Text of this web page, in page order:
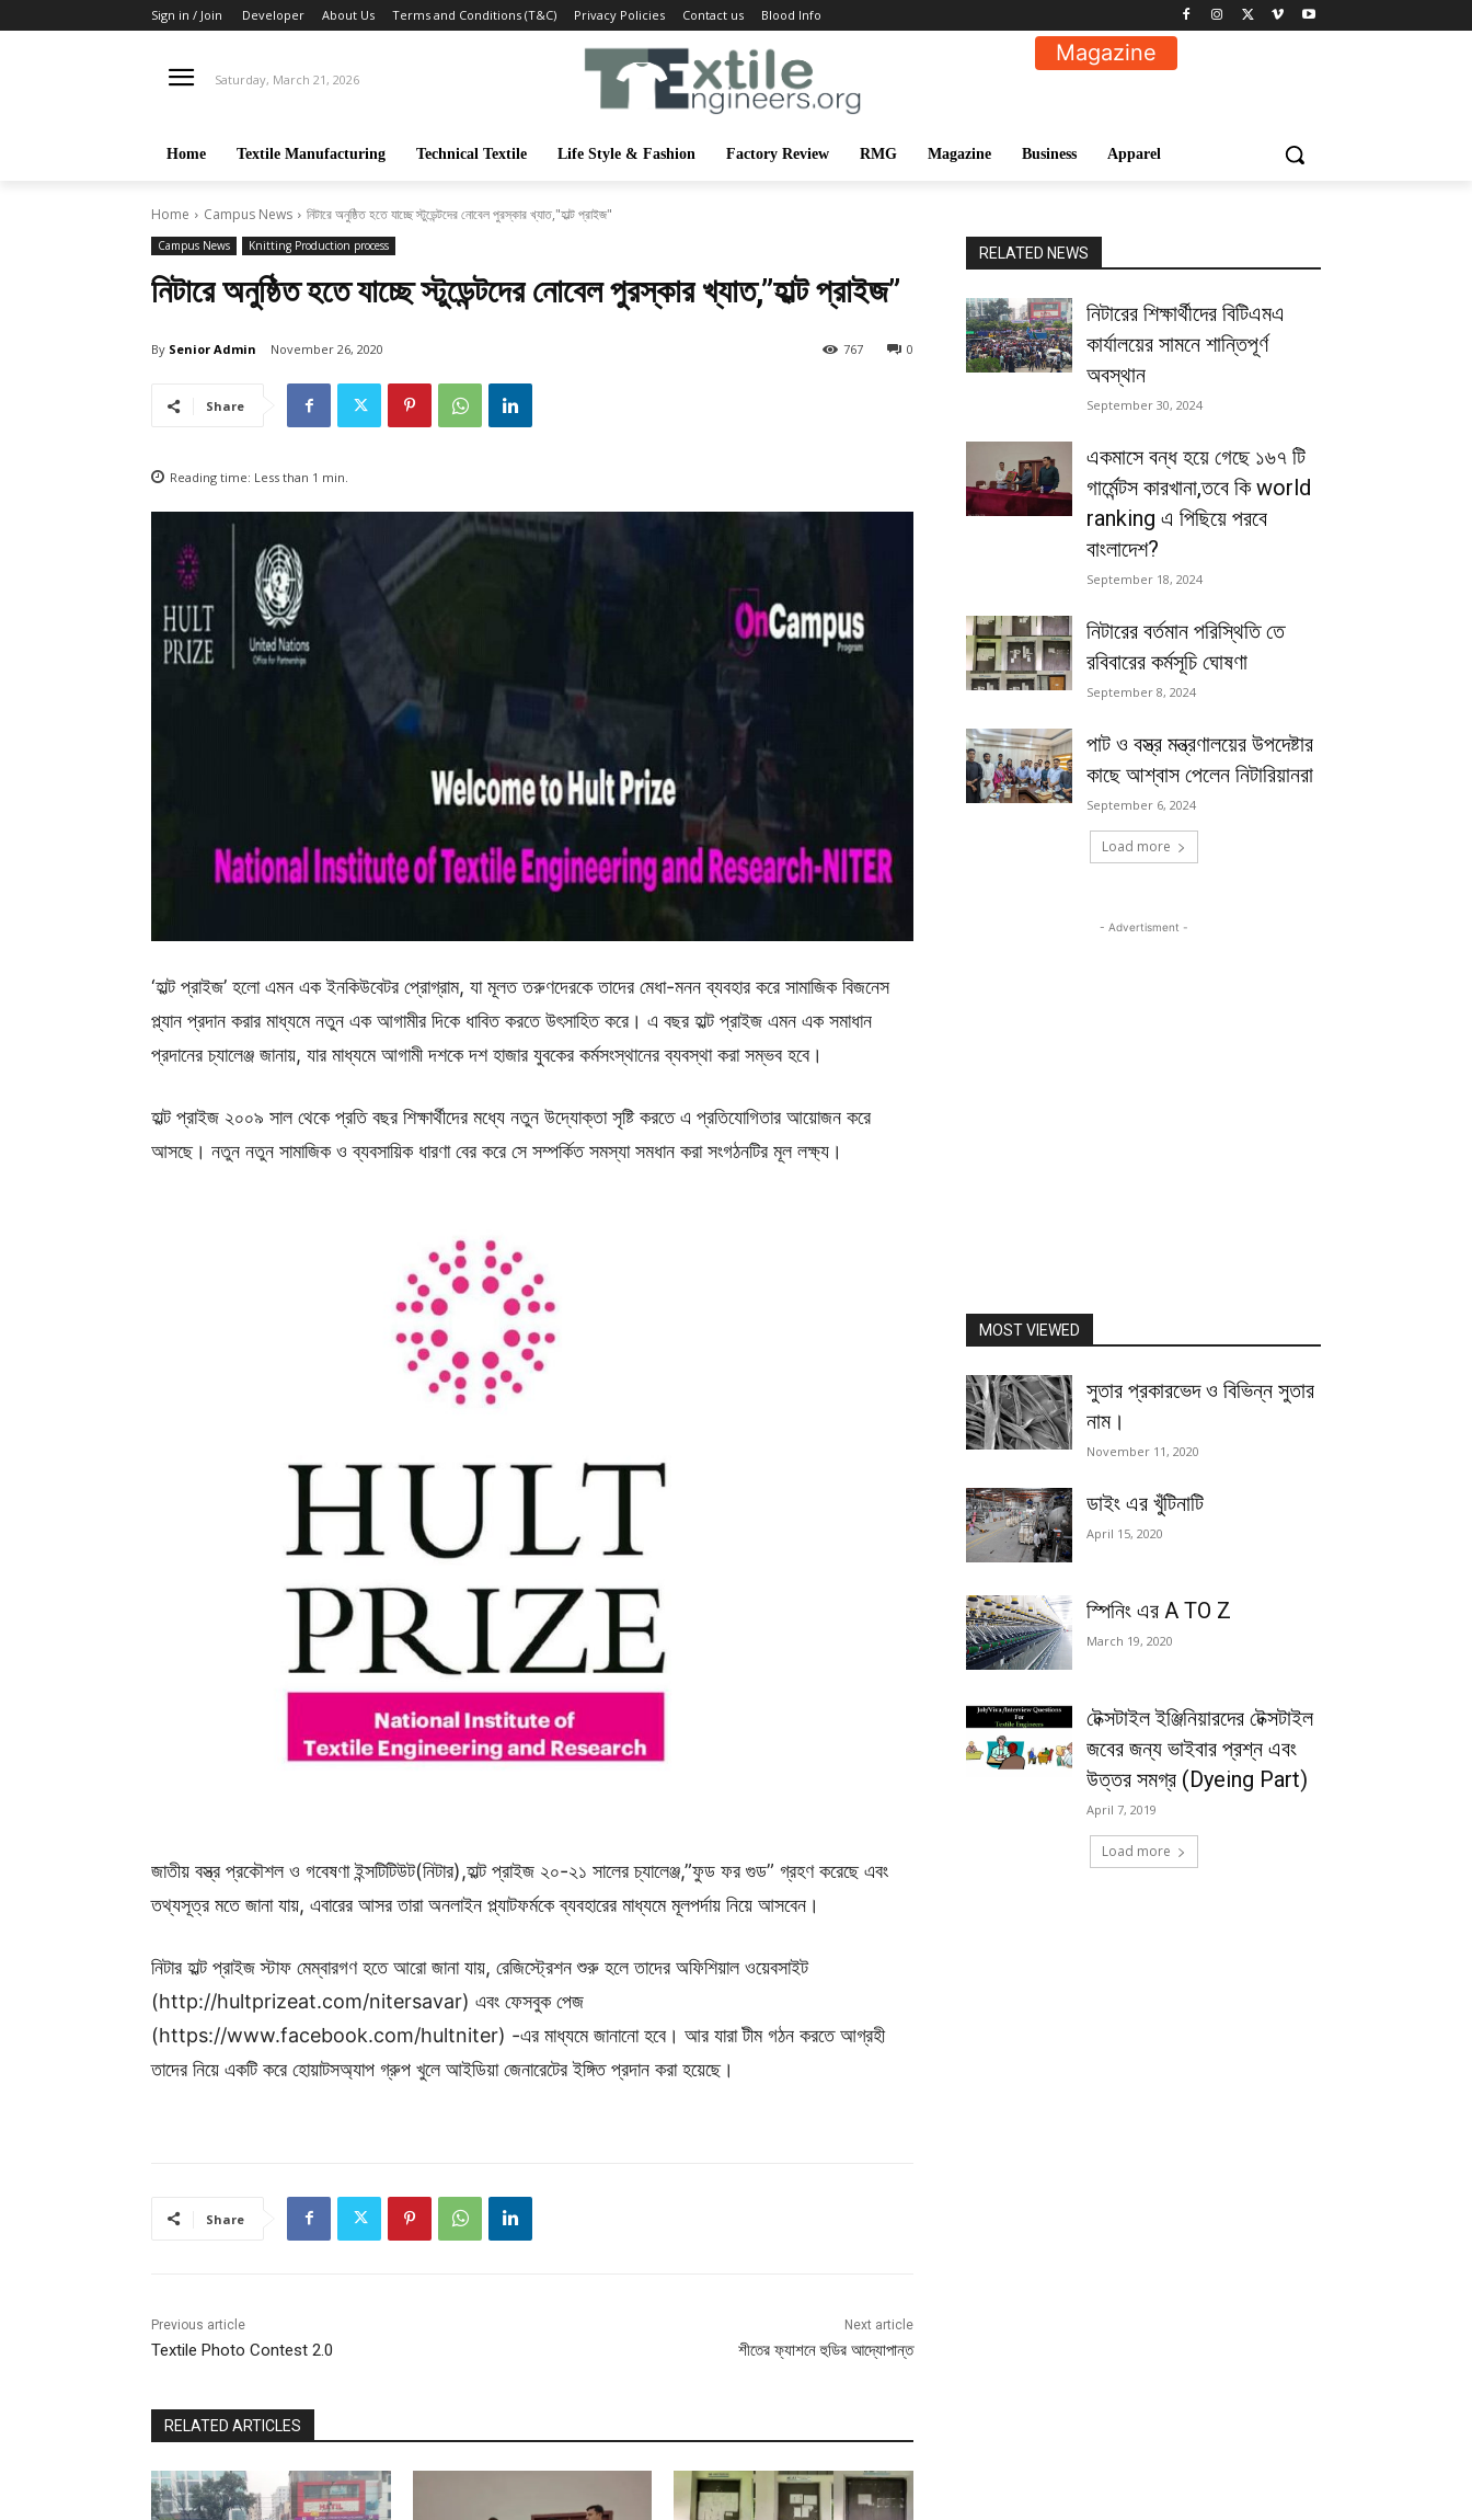
Sign in / Join Developer About Us Terms and Conditions (T&C) Privacy Policies Contact us Blood Info
Saturday, March 21, 2026
Magazine
Home Textile Manufacturing Technical Textile Life Style & Fashion Factory Review RMG Magazine Business Apparel
Home Campus News নিটারে অনুষ্ঠিত হতে যাচ্ছে স্টুডেন্টদের নোবেল পুরস্কার খ্যাত,"হাল্ট প্রাইজ"
Campus News Knitting Production process
নিটারে অনুষ্ঠিত হতে যাচ্ছে স্টুডেন্টদের নোবেল পুরস্কার খ্যাত,”হাল্ট প্রাইজ”
By Senior Admin November 26, 2020 0
767
Share
Reading time: Less than 1 min.
‘হাল্ট প্রাইজ’ হলো এমন এক ইনকিউবেটর প্রোগ্রাম, যা মূলত তরুণদেরকে তাদের মেধা-মনন ব্যবহার করে সামাজিক বিজনেস
প্ল্যান প্রদান করার মাধ্যমে নতুন এক আগামীর দিকে ধাবিত করতে উৎসাহিত করে। এ বছর হাল্ট প্রাইজ এমন এক সমাধান
প্রদানের চ্যালেঞ্জ জানায়, যার মাধ্যমে আগামী দশকে দশ হাজার যুবকের কর্মসংস্থানের ব্যবস্থা করা সম্ভব হবে।
হাল্ট প্রাইজ ২০০৯ সাল থেকে প্রতি বছর শিক্ষার্থীদের মধ্যে নতুন উদ্যোক্তা সৃষ্টি করতে এ প্রতিযোগিতার আয়োজন করে
আসছে। নতুন নতুন সামাজিক ও ব্যবসায়িক ধারণা বের করে সে সম্পর্কিত সমস্যা সমধান করা সংগঠনটির মূল লক্ষ্য।
জাতীয় বস্ত্র প্রকৌশল ও গবেষণা ইন্সটিটিউট(নিটার),হাল্ট প্রাইজ ২০-২১ সালের চ্যালেঞ্জ,”ফুড ফর গুড” গ্রহণ করেছে এবং
তথ্যসূত্র মতে জানা যায়, এবারের আসর তারা অনলাইন প্ল্যাটফর্মকে ব্যবহারের মাধ্যমে মূলপর্দায় নিয়ে আসবেন।
নিটার হাল্ট প্রাইজ স্টাফ মেম্বারগণ হতে আরো জানা যায়, রেজিস্ট্রেশন শুরু হলে তাদের অফিশিয়াল ওয়েবসাইট
(http://hultprizeat.com/nitersavar) এবং ফেসবুক পেজ
(https://www.facebook.com/hultniter) -এর মাধ্যমে জানানো হবে। আর যারা টীম গঠন করতে আগ্রহী
তাদের নিয়ে একটি করে হোয়াটসঅ্যাপ গ্রুপ খুলে আইডিয়া জেনারেটের ইঙ্গিত প্রদান করা হয়েছে।
Share
Previous article
Textile Photo Contest 2.0
Next article
শীতের ফ্যাশনে হুডির আদ্যোপান্ত
RELATED ARTICLES
RELATED NEWS
নিটারের শিক্ষার্থীদের বিটিএমএ
কার্যালয়ের সামনে শান্তিপূর্ণ
অবস্থান
September 30, 2024
একমাসে বন্ধ হয়ে গেছে ১৬৭ টি
গার্মেন্টস কারখানা,তবে কি world
ranking এ পিছিয়ে পরবে
বাংলাদেশ?
September 18, 2024
নিটারের বর্তমান পরিস্থিতি তে
রবিবারের কর্মসূচি ঘোষণা
September 8, 2024
পাট ও বস্ত্র মন্ত্রণালয়ের উপদেষ্টার
কাছে আশ্বাস পেলেন নিটারিয়ানরা
September 6, 2024
Load more
- Advertisment -
MOST VIEWED
সুতার প্রকারভেদ ও বিভিন্ন সুতার
নাম।
November 11, 2020
ডাইং এর খুঁটিনাটি
April 15, 2020
স্পিনিং এর A TO Z
March 19, 2020
টেক্সটাইল ইঞ্জিনিয়ারদের টেক্সটাইল
জবের জন্য ভাইবার প্রশ্ন এবং
উত্তর সমগ্র (Dyeing Part)
April 7, 2019
Load more